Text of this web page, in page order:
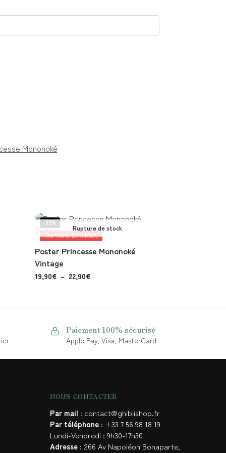
Mononoké
-39%
RUPTURE DE STOCK
Rupture de stock
Poster Princesse Mononoké
Vintage
19,90€ – 22,90€
Paiement 100% sécurisé
Apple Pay, Visa, MasterCard
NOUS CONTACTER
Par mail : contact@ghiblishop.fr
Par téléphone: +33 7 56 98 18 19
Lundi-Vendredi : 9h30-17h30
Adresse: 266 Av Napoléon Bonaparte,